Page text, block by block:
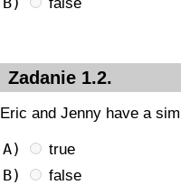
Zadanie 1.2.
Eric and Jenny have a
A) true
B) false